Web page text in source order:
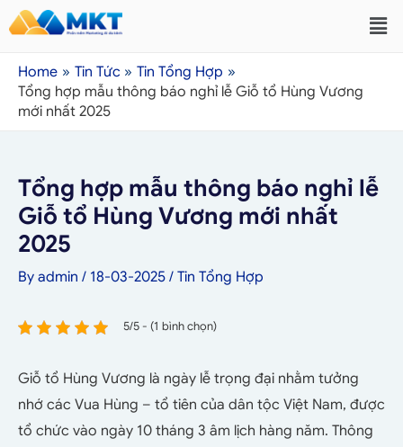
Home Tin Tức
Tin Tổng Hợp
Tổng hợp mẫu thông báo nghỉ lễ Giỗ tổ Hùng Vương
mới nhất 2025
Tổng hợp mẫu thông báo nghỉ lễ
Giỗ tổ Hùng Vương mới nhất
2025
By admin / 18-03-2025 / Tin Tổng Hợp
5/5 - (1 bình chọn)
Giỗ tổ Hùng Vương là ngày lễ trọng đại nhằm tưởng
nhớ các Vua Hùng – tổ tiên của dân tộc Việt Nam, được
tổ chức vào ngày 10 tháng 3 âm lịch hàng năm. Thông